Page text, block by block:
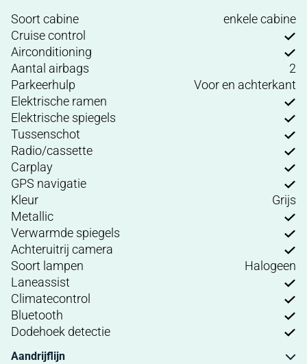
Soort cabine
enkele cabine
Cruise control
Airconditioning
Aantal airbags
2
Parkeerhulp
Voor en achterkant
Elektrische ramen
Elektrische spiegels
Tussenschot
Radio/cassette
Carplay
GPS navigatie
Kleur
Grijs
Metallic
Verwarmde spiegels
Achteruitrij camera
Soort lampen
Halogeen
Laneassist
Climatecontrol
Bluetooth
Dodehoek detectie
Aandrijflijn